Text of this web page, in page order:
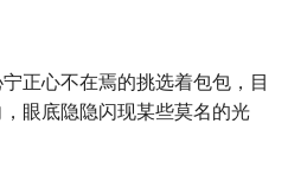
正心不在焉的挑选着包包，目
眼底隐隐闪现某些莫名的光